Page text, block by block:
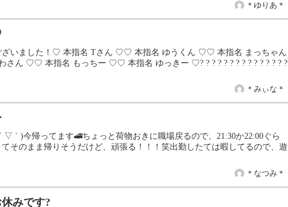
＊ゆりあ＊
ざいました！♡ 本指名 Tさん ♡♡ 本指名 ゆうくん ♡♡ 本指名 まっちゃん
ん ♡♡ 本指名 もっちー ♡♡ 本指名 ゆっきー ♡? ? ? ? ? ? ? ? ? ? ? ? ? ? ?
＊みぃな＊
▽ ` )今帰ってます🚄ちょっと荷物おきに職場戻るので、21:30か22:00ぐら
そのまま帰りそうだけど、頑張る！！！笑出勤したては暇してるので、遊
＊なつみ＊
みです?